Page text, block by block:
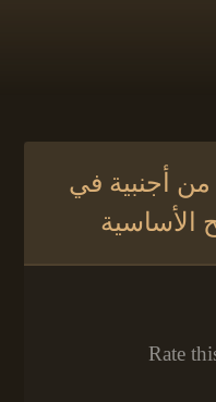
أجنبية في
الأساسية
Rate